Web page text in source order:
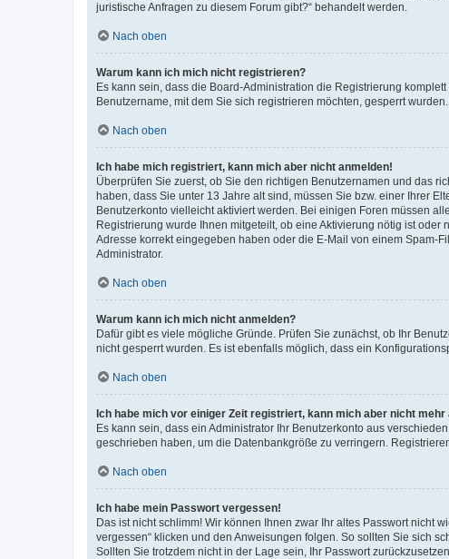
juristische Anfragen zu diesem Forum gibt?“ behandelt werden.
Nach oben
Warum kann ich mich nicht registrieren?
Es kann sein, dass die Board-Administration die Registrierung
Benutzername, mit dem Sie sich registrieren möchten, gesperrt
Nach oben
Ich habe mich registriert, kann mich aber nicht anmelden!
Überprüfen Sie zuerst, ob Sie den richtigen Benutzernamen und das
haben, dass Sie unter 13 Jahre alt sind, müssen Sie bzw. einer Ihrer
Benutzerkonto vielleicht aktiviert werden. Bei einigen Foren müssen
Registrierung wurde Ihnen mitgeteilt, ob eine Aktivierung nötig ist
Adresse korrekt eingegeben haben oder die E-Mail von einem Spam-
Administrator.
Nach oben
Warum kann ich mich nicht anmelden?
Dafür gibt es viele mögliche Gründe. Prüfen Sie zunächst, ob Ihr
nicht gesperrt wurden. Es ist ebenfalls möglich, dass ein
Nach oben
Ich habe mich vor einiger Zeit registriert, kann mich aber nicht mehr
Es kann sein, dass ein Administrator Ihr Benutzerkonto aus
geschrieben haben, um die Datenbankgröße zu verringern.
Nach oben
Ich habe mein Passwort vergessen!
Das ist nicht schlimm! Wir können Ihnen zwar Ihr altes Passwort nicht
vergessen“ klicken und den Anweisungen folgen. So sollten Sie sich
Sollten Sie trotzdem nicht in der Lage sein, Ihr Passwort